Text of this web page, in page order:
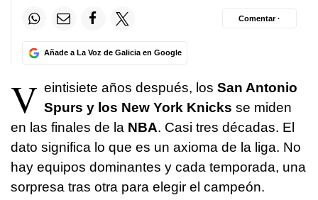
Añade a La Voz de Galicia en Google
Comentar ·
V eintisiete años después, los San Antonio
Spurs y los New York Knicks se miden
en las finales de la NBA. Casi tres décadas. El
dato significa lo que es un axioma de la liga. No
hay equipos dominantes y cada temporada, una
sorpresa tras otra para elegir el campeón.